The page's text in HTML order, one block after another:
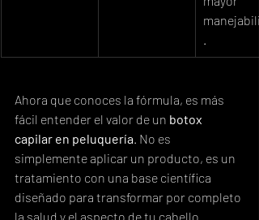
Ahora que conoces la fórmula, es más
fácil entender el valor de un botox
capilar en peluquería . No es
simplemente aplicar un producto, es un
tratamiento con una base científica
diseñado para transformar por completo
la salud y el aspecto de tu cabello.